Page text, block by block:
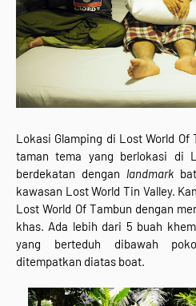
Lokasi Glamping di Lost World
taman tema yang berlokasi di
berdekatan dengan landmark
kawasan Lost World Tin Valley.
Lost World Of Tambun dengan
khas. Ada lebih dari 5 buah
yang berteduh dibawah
ditempatkan diatas boat.